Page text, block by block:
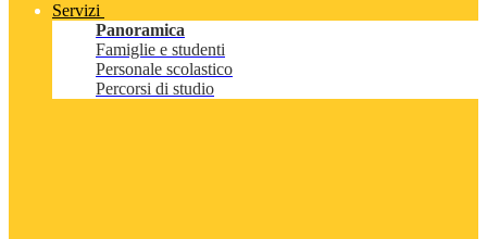
Servizi
Panoramica
Famiglie e studenti
Personale scolastico
Percorsi di studio